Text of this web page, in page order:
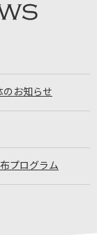
お知らせ
プログラム